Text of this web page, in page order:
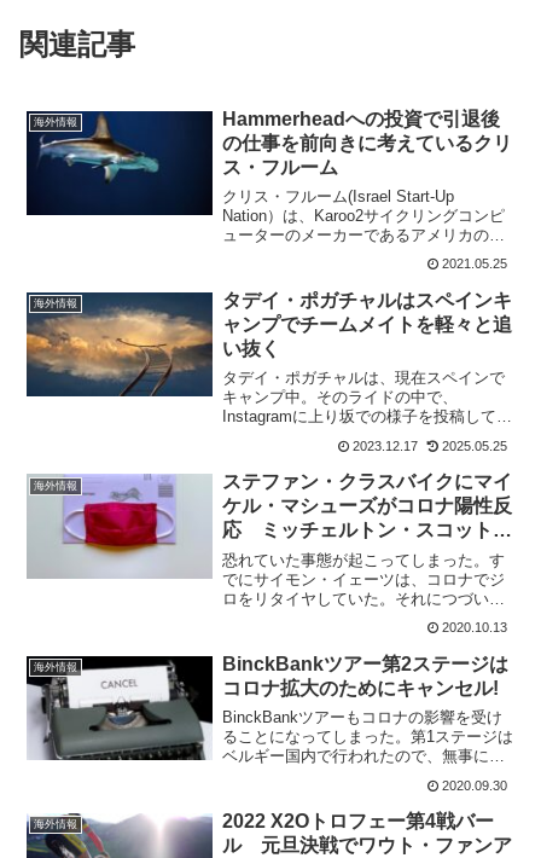
関連記事
海外情報
Hammerheadへの投資で引退後
の仕事を前向きに考えているクリ
ス・フルーム
クリス・フルーム(Israel Start-Up
Nation）は、Karoo2サイクリングコンピ
ューターのメーカーであるアメリカの会
社Hammerheadに投資したことを発表し
た。引退後もサイクリングの世界に関わ
りたいと言っていたが、具体...
2021.05.25
海外情報
タデイ・ポガチャルはスペインキ
ャンプでチームメイトを軽々と追
い抜く
タデイ・ポガチャルは、現在スペインで
キャンプ中。そのライドの中で、
Instagramに上り坂での様子を投稿してい
る。走りながら、自分で撮影しているの
だけど、なんという余裕なのか、チーム
メイトを次々に抜き去っている。コンデ
ションは万全 ...
2023.12.17 2025.05.25
海外情報
ステファン・クラスバイクにマイ
ケル・マシューズがコロナ陽性反
応 ミッチェルトン・スコットは
ジロから撤退!
恐れていた事態が起こってしまった。す
でにサイモン・イェーツは、コロナでジ
ロをリタイヤしていた。それにつづい
て、ミッチェルトン・スコットではスタ
ッフ4人から陽性反応が出てしまい、ジロ
から撤退。そして、ユンボ・ヴィズマの
ステフェン・クライスヴァ...
2020.10.13
海外情報
BinckBankツアー第2ステージは
コロナ拡大のためにキャンセル!
BinckBankツアーもコロナの影響を受け
ることになってしまった。第1ステージは
ベルギー国内で行われたので、無事に開
催され終了している。だが、第2ステージ
の個人タイムトライヤルはキャンセルと
なってしまう。これは、オランダでのコ
ロナウイルス...
2020.09.30
海外情報
2022 X2Oトロフェー第4戦バー
ル 元旦決戦でワウト・ファンア